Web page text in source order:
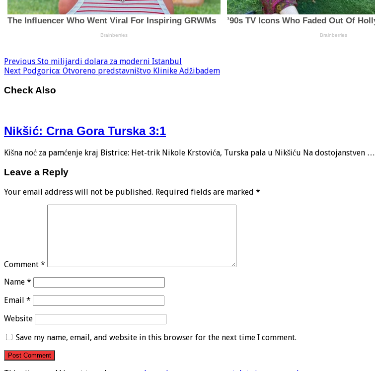
Previous Sto milijardi dolara za moderni Istanbul
Next Podgorica: Otvoreno predstavništvo Klinike Adžibadem
Check Also
Nikšić: Crna Gora Turska 3:1
Kišna noć za pamćenje kraj Bistrice: Het-trik Nikole Krstovića, Turska pala u Nikšiću Na dostojanstven …
Leave a Reply
Your email address will not be published. Required fields are marked *
Comment *
Name *
Email *
Website
Save my name, email, and website in this browser for the next time I comment.